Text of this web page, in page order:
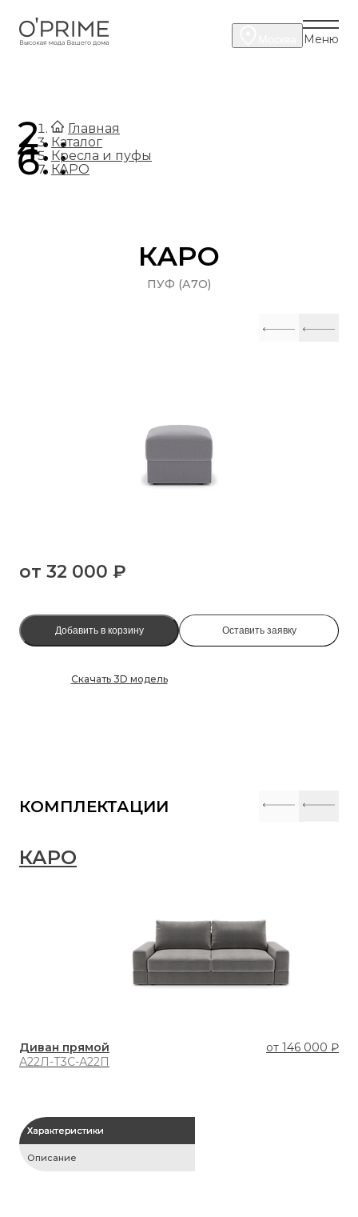
Меню
Главная
.
Каталог
.
Кресла и пуфы
.
КАРО
КАРО
ПУФ (А7O)
от 32 000 ₽
Добавить в корзину Оставить заявку
Скачать 3D модель
КОМПЛЕКТАЦИИ
КАРО
Диван прямой от 146 000 ₽
А22Л-Т3С-А22П
Характеристики
Описание